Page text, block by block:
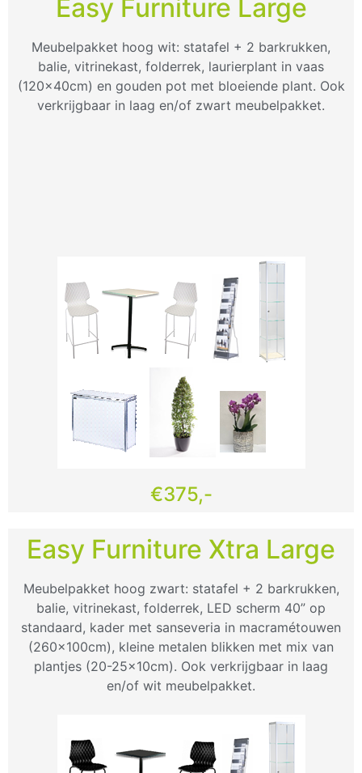
Easy Furniture Large
Meubelpakket hoog wit: statafel + 2 barkrukken,
balie, vitrinekast, folderrek, laurierplant in vaas
(120x40cm) en gouden pot met bloeiende plant. Ook
verkrijgbaar in laag en/of zwart meubelpakket.
€375,-
Easy Furniture Xtra Large
Meubelpakket hoog zwart: statafel + 2 barkrukken,
balie, vitrinekast, folderrek, LED scherm 40” op
standaard, kader met sanseveria in macramétouwen
(260x100cm), kleine metalen blikken met mix van
plantjes (20-25x10cm). Ook verkrijgbaar in laag
en/of wit meubelpakket.